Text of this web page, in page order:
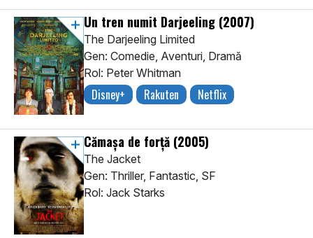
Un tren numit Darjeeling (2007)
The Darjeeling Limited
Gen: Comedie, Aventuri, Dramă
Rol: Peter Whitman
Disney+ Rakuten Netflix
Cămașa de forță (2005)
The Jacket
Gen: Thriller, Fantastic, SF
Rol: Jack Starks